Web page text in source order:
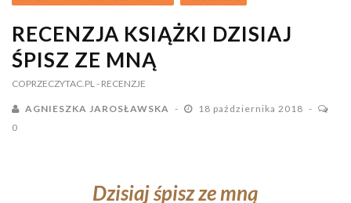
RECENZJA KSIĄŻKI DZISIAJ
ŚPISZ ZE MNĄ
COPRZECZYTAC.PL - RECENZJE
AGNIESZKA JAROSŁAWSKA
18 października 2018
0
Dzisiaj śpisz ze mną